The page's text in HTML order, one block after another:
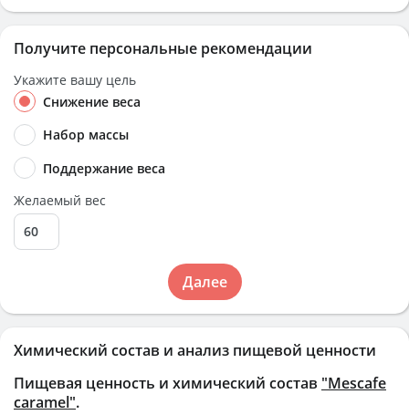
Химический состав и анализ пищевой ценности
Пищевая ценность и химический состав "Mescafe
caramel".
Получите персональные рекомендации
Укажите вашу цель
Снижение веса
Набор массы
Поддержание веса
Желаемый вес
Далее